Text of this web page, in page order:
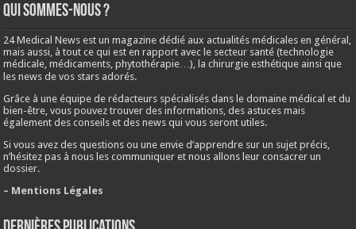
Qui sommes-nous ?
24 Medical News est un magazine dédié aux actualités médicales en général,
mais aussi, à tout ce qui est en rapport avec le secteur santé (technologie
médicale, médicaments, phytothérapie…), la chirurgie esthétique ainsi que
les news de vos stars adorés.
Grâce à une équipe de rédacteurs spécialisés dans le domaine médical et du
bien-être, vous pouvez trouver des informations, des astuces mais
également des conseils et des news qui vous seront utiles.
Si vous avez des questions ou une envie d’apprendre sur un sujet précis,
n’hésitez pas à nous les communiquer et nous allons leur consacrer un
dossier.
– Mentions Légales